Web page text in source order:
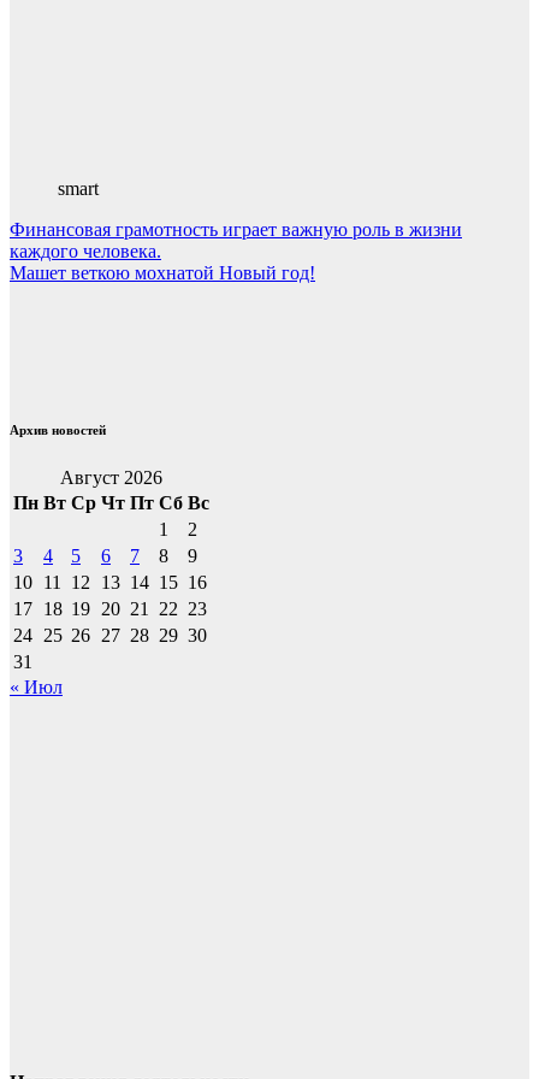
smart
Навигация
по
Финансовая грамотность играет важную роль в жизни
каждого человека.
Машет веткою мохнатой Новый год!
Архив новостей
Август 2026
Пн Вт Ср Чт Пт Сб Вс
1
2
3
4 5 6 7 8
9
10 11 12 13 14 15 16
17 18 19 20 21 22 23
24 25 26 27 28 29 30
31
« Июл